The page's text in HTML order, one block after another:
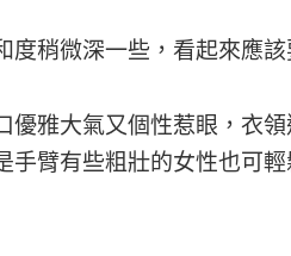
稍微深一些，看起來應該
優雅大氣又個性惹眼，衣
手臂有些粗壯的女性也可